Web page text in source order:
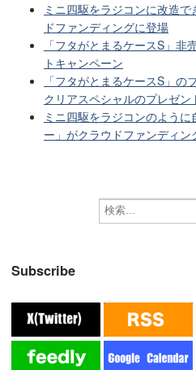
ミニ四駆をラジコンに改造
ドファンディングに登場
「フタがとまるケースS」
トキャンペーン
「フタがとまるケースS」
クリアスペシャルのプレゼン
ミニ四駆をラジコンのよう
ー」がクラウドファンディ
Subscribe